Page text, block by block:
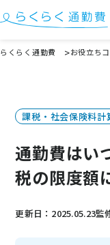
選ばれる理由
料金
らくらく通勤費 お役立ち
課税・社会保険料計
通勤費はい
税の限度額
更新日：2025.05.23監